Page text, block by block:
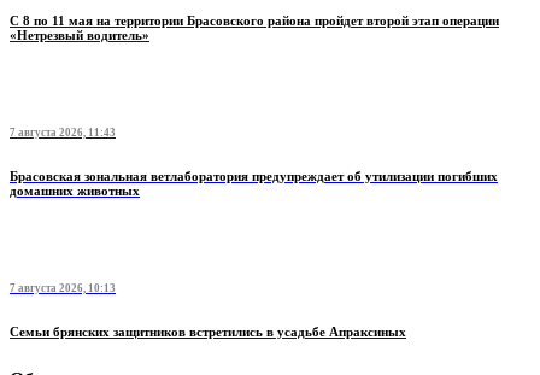
С 8 по 11 мая на территории Брасовского района пройдет второй этап операции
«Нетрезвый водитель»
7 августа 2026, 11:43
Брасовская зональная ветлаборатория предупреждает об утилизации погибших
домашних животных
7 августа 2026, 10:13
Семьи брянских защитников встретились в усадьбе Апраксиных